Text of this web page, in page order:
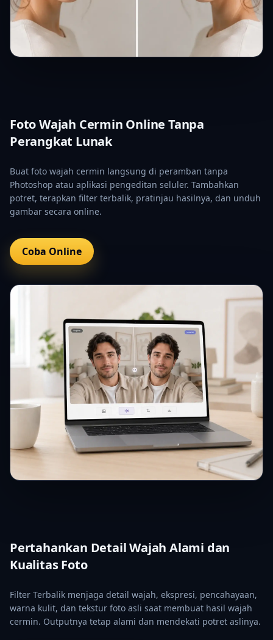
Foto Wajah Cermin Online Tanpa
Perangkat Lunak
Buat foto wajah cermin langsung di peramban tanpa
Photoshop atau aplikasi pengeditan seluler. Tambahkan
potret, terapkan filter terbalik, pratinjau hasilnya, dan unduh
gambar secara online.
Coba Online
Pertahankan Detail Wajah Alami dan
Kualitas Foto
Filter Terbalik menjaga detail wajah, ekspresi, pencahayaan,
warna kulit, dan tekstur foto asli saat membuat hasil wajah
cermin. Outputnya tetap alami dan mendekati potret aslinya.